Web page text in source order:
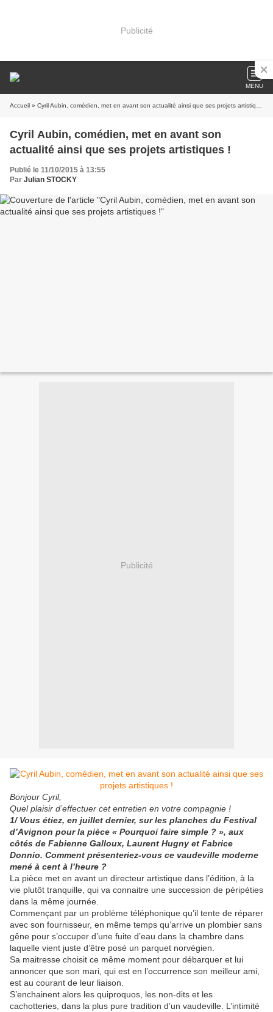
Publicité
MENU
Accueil » Cyril Aubin, comédien, met en avant son actualité ainsi que ses projets artistiques !
Cyril Aubin, comédien, met en avant son
actualité ainsi que ses projets artistiques !
Publié le 11/10/2015 à 13:55
Par Julian STOCKY
Publicité
Bonjour Cyril,
Quel plaisir d’effectuer cet entretien en votre compagnie !
1/ Vous étiez, en juillet dernier, sur les planches du Festival
d’Avignon pour la pièce « Pourquoi faire simple ? », aux
côtés de Fabienne Galloux, Laurent Hugny et Fabrice
Donnio. Comment présenteriez-vous ce vaudeville moderne
mené à cent à l’heure ?
La pièce met en avant un directeur artistique dans l’édition, à la
vie plutôt tranquille, qui va connaitre une succession de péripéties
dans la même journée.
Commençant par un problème téléphonique qu’il tente de réparer
avec son fournisseur, en même temps qu’arrive un plombier sans
gêne pour s’occuper d’une fuite d’eau dans la chambre dans
laquelle vient juste d’être posé un parquet norvégien.
Sa maitresse choisit ce même moment pour débarquer et lui
annoncer que son mari, qui est en l’occurrence son meilleur ami,
est au courant de leur liaison.
S’enchainent alors les quiproquos, les non-dits et les
cachotteries, dans la plus pure tradition d’un vaudeville. L’intimité